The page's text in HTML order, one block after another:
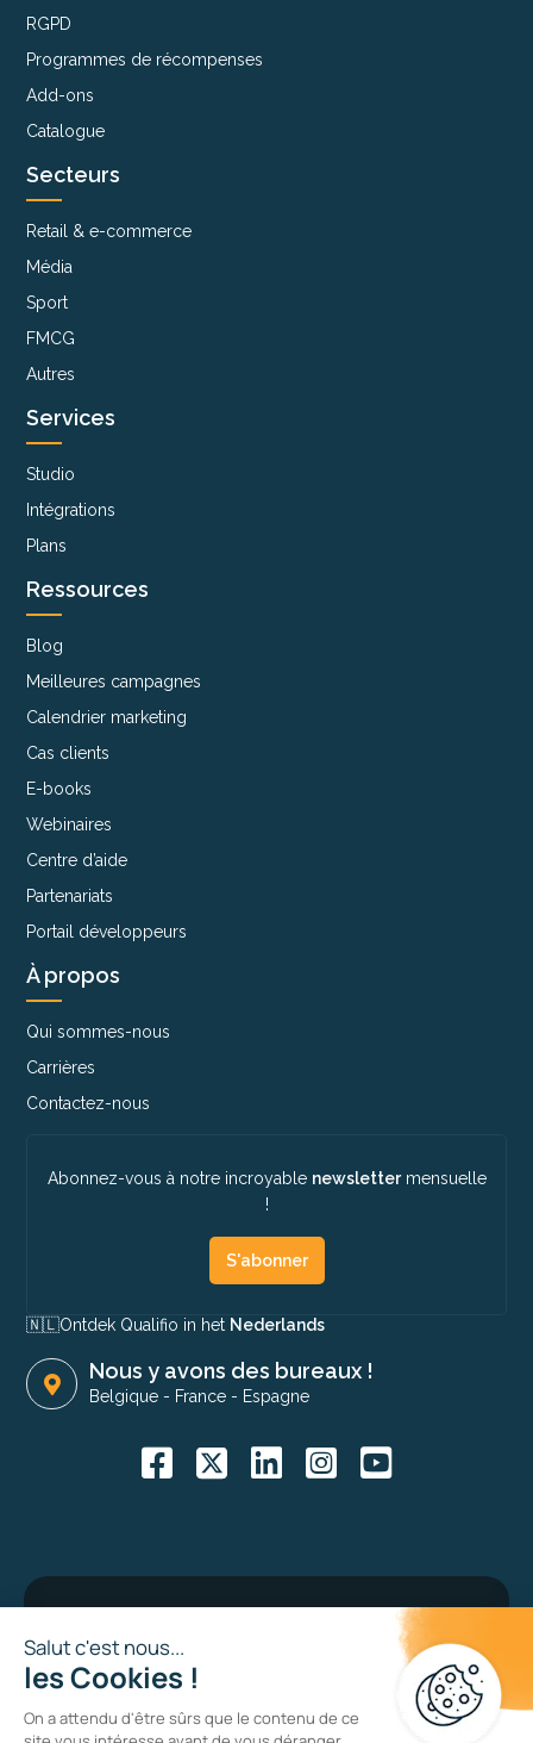
RGPD
Programmes de récompenses
Add-ons
Catalogue
Secteurs
Retail & e-commerce
Média
Sport
FMCG
Autres
Services
Studio
Intégrations
Plans
Ressources
Blog
Meilleures campagnes
Calendrier marketing
Cas clients
E-books
Webinaires
Centre d’aide
Partenariats
Portail développeurs
À propos
Qui sommes-nous
Carrières
Contactez-nous
Abonnez-vous à notre incroyable newslettermensuelle
!
S'abonner
🇳🇱​Ontdek Qualifio in het Nederlands
Nous y avons des bureaux !
Belgique - France - Espagne